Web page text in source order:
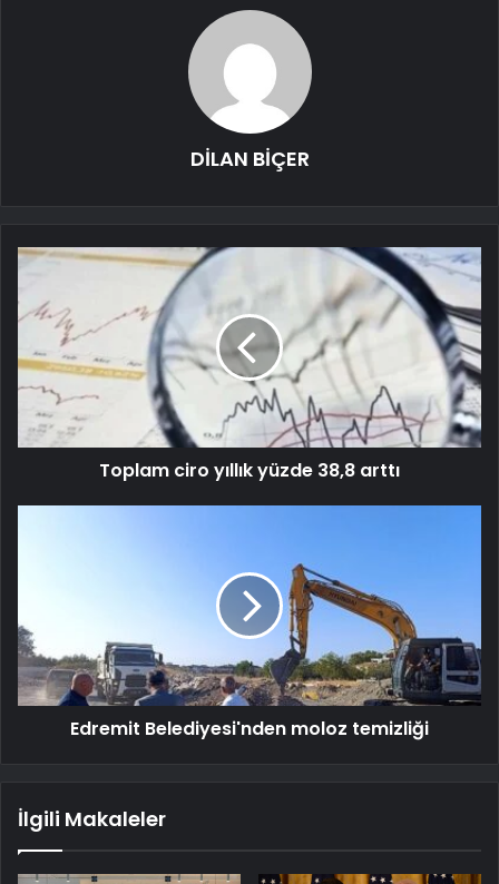
DİLAN BİÇER
Toplam ciro yıllık yüzde 38,8 arttı
Edremit Belediyesi'nden moloz temizliği
İlgili Makaleler